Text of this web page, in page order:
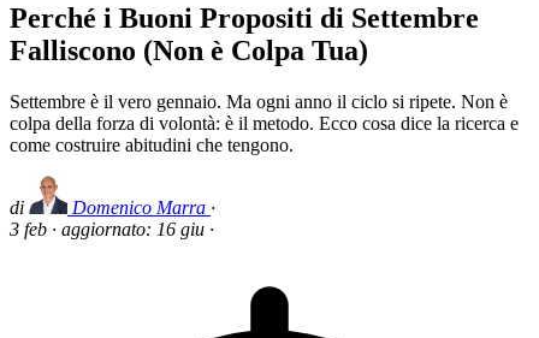
Perché i Buoni Propositi di Settembre
Falliscono (Non è Colpa Tua)
Settembre è il vero gennaio. Ma ogni anno il ciclo si ripete. Non è
colpa della forza di volontà: è il metodo. Ecco cosa dice la ricerca e
come costruire abitudini che tengono.
di Domenico Marra ·
3 feb · aggiornato: 16 giu ·